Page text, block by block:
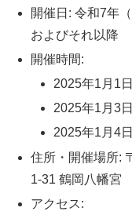
開催日: 令和7年
およびそれ以降
開催時間:
2025年1月1
2025年1月3
2025年1月4
住所・開催場所:
1-31 鶴岡八幡宮
アクセス: